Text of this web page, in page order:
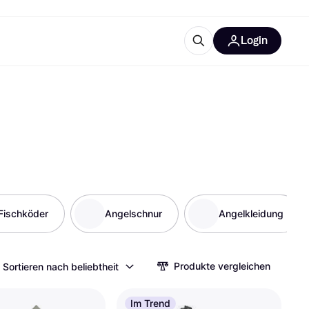
Login
Angelschnur Angelkleidung
Sortieren nach beliebtheit Produkte vergleichen
Im Trend